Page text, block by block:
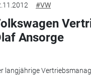
#VW
Ansorge
langjährige